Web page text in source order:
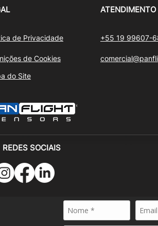
de Privacidade
de Cookies
do Site
ATENDIMENTO
+55 19 99607-
REDES SOCIAIS
- Todos os direitos reservados